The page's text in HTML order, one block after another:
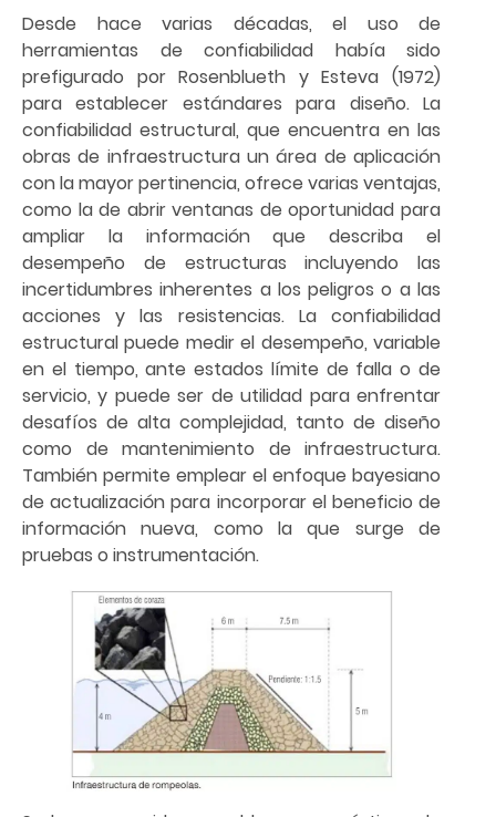
Desde hace varias décadas, el uso de
herramientas de confiabilidad había sido
prefigurado por Rosenblueth y Esteva (1972)
para establecer estándares para diseño. La
confiabilidad estructural, que encuentra en las
obras de infraestructura un área de aplicación
con la mayor pertinencia, ofrece varias ventajas,
como la de abrir ventanas de oportunidad para
ampliar la información que describa el
desempeño de estructuras incluyendo las
incertidumbres inherentes a los peligros o a las
acciones y las resistencias. La confiabilidad
estructural puede medir el desempeño, variable
en el tiempo, ante estados límite de falla o de
servicio, y puede ser de utilidad para enfrentar
desafíos de alta complejidad, tanto de diseño
como de mantenimiento de infraestructura.
También permite emplear el enfoque bayesiano
de actualización para incorporar el beneficio de
información nueva, como la que surge de
pruebas o instrumentación.